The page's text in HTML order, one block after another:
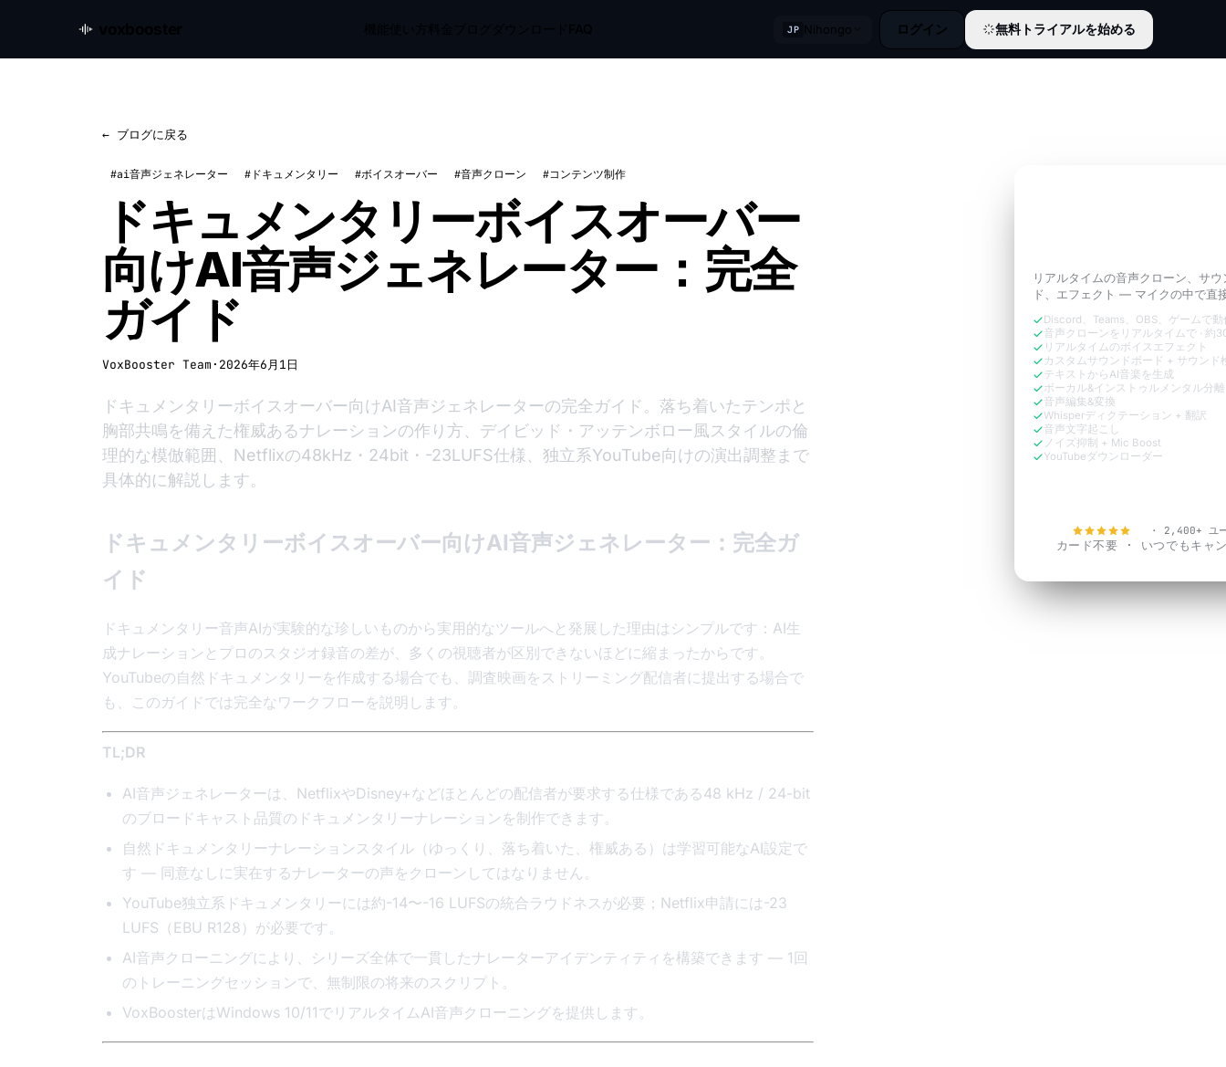
JP Nihongo ログイン 無料トライアルを始める
← ブログに戻る
#ai音声ジェネレーター #ドキュメンタリー #ボイスオーバー #音声クローン #コンテンツ制作
ドキュメンタリーボイスオーバー
向けAI音声ジェネレーター：完全
ガイド
VoxBooster Team · 2026年6月1日
ドキュメンタリーボイスオーバー向けAI音声ジェネレーターの完全ガイド。落ち着いたテンポと
胸部共鳴を備えた権威あるナレーションの作り方、デイビッド・アッテンボロー風スタイルの倫
理的な模倣範囲、Netflixの48kHz・24bit・-23LUFS仕様、独立系YouTube向けの演出調整まで
具体的に解説します。
ドキュメンタリーボイスオーバー向けAI音声ジェネレーター：完全ガ
イド
ドキュメンタリー音声AIが実験的な珍しいものから実用的なツールへと発展した理由はシンプルです：AI生
成ナレーションとプロのスタジオ録音の差が、多くの視聴者が区別できないほどに縮まったからです。
YouTubeの自然ドキュメンタリーを作成する場合でも、調査映画をストリーミング配信者に提出する場合で
も、このガイドでは完全なワークフローを説明します。
TL;DR
AI音声ジェネレーターは、NetflixやDisney+などほとんどの配信者が要求する仕様である48 kHz / 24-bit
のブロードキャスト品質のドキュメンタリーナレーションを制作できます。
自然ドキュメンタリーナレーションスタイル（ゆっくり、落ち着いた、権威ある）は学習可能なAI設定で
す — 同意なしに実在するナレーターの声をクローンしてはなりません。
YouTube独立系ドキュメンタリーには約-14〜-16 LUFSの統合ラウドネスが必要；Netflix申請には-23
LUFS（EBU R128）が必要です。
AI音声クローニングにより、シリーズ全体で一貫したナレーターアイデンティティを構築できます — 1回
のトレーニングセッションで、無制限の将来のスクリプト。
VoxBoosterはWindows 10/11でリアルタイムAI音声クローニングを提供します。
リアルタイムの音声クローン、サ
ド、エフェクト — マイクの中で直
Discord、Teams、OBS、ゲームで動
音声クローンをリアルタイムで · 約
リアルタイムのボイスエフェクト
カスタムサウンドボード + サウンド
テキストからAI音楽を生成
ボーカル&インストゥルメンタル分離
音声編集&変換
Whisperディクテーション + 翻訳
音声文字起こし
ノイズ抑制 + Mic Boost
YouTubeダウンローダー
· 2,400+ ユ
カード不要 · いつでもキャ